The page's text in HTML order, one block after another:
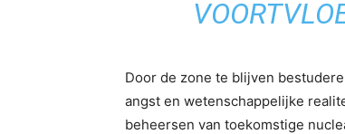
Door de zone te blijven
angst en wetenschappelijke
beheersen van toekomstige